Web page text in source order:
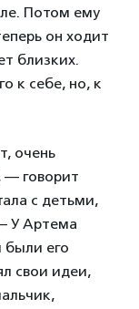
Потом ему
он ходит
близких.
к себе, но, к
очень
говорит
с детьми,
У Артема
были его
свои идеи,